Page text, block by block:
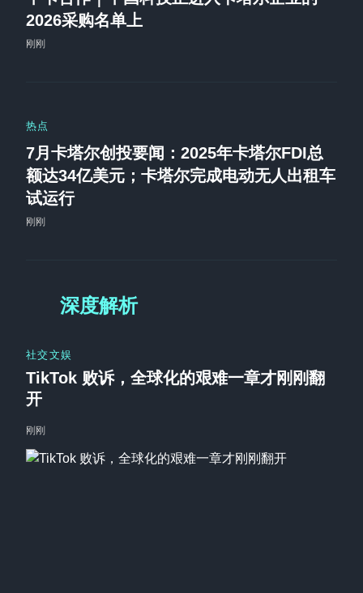
2026采购名单上
刚刚
热点
7月卡塔尔创投要闻：2025年卡塔尔FDI总
额达34亿美元；卡塔尔完成电动无人出租车
试运行
刚刚
深度解析
社交文娱
TikTok 败诉，全球化的艰难一章才刚刚翻
开
刚刚